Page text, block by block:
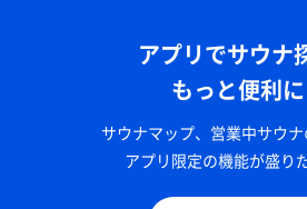
アプリでサウナ
もっと便利に
サウナマップ、営業中サウナ
アプリ限定の機能が盛り